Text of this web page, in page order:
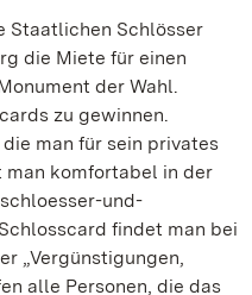
Staatlichen Schlösser
die Miete für einen
der Wahl.
zu gewinnen.
man für sein privates
man komfortabel in der
und-
findet man bei
„Vergünstigungen,
alle Personen, die das